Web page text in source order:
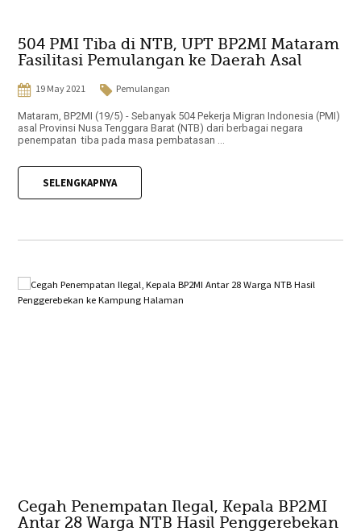
504 PMI Tiba di NTB, UPT BP2MI Mataram
Fasilitasi Pemulangan ke Daerah Asal
19 May 2021 Pemulangan
Mataram, BP2MI (19/5) - Sebanyak 504 Pekerja Migran Indonesia (PMI)
asal Provinsi Nusa Tenggara Barat (NTB) dari berbagai negara
penempatan tiba pada masa pembatasan ...
SELENGKAPNYA
Cegah Penempatan Ilegal, Kepala BP2MI
Antar 28 Warga NTB Hasil Penggerebekan